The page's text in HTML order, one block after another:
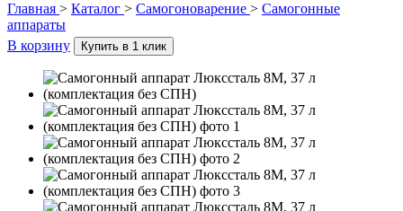
Главная > Каталог > Самогоноварение > Самогонные
аппараты
В корзину
Купить в 1 клик